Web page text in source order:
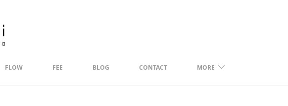
FLOW FEE BLOG CONTACT MORE